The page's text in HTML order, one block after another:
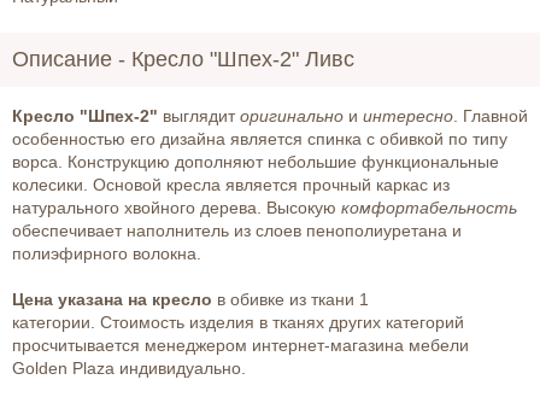
Описание - Кресло "Шпех-2" Ливс
Кресло "Шпех-2" выглядиторигинально и интересно . Главной
особенностью его дизайна является спинка с обивкой по типу
ворса. Конструкцию дополняют небольшие функциональные
колесики. Основой кресла является прочный каркас из
натурального хвойного дерева. Высокую комфортабельность
обеспечивает наполнитель из слоев пенополиуретана и
полиэфирного волокна.
Цена указана на кресло в обивке из ткани 1
категории. Стоимость изделия в тканях других категорий
просчитывается менеджером интернет-магазина мебели
Golden Plaza индивидуально.